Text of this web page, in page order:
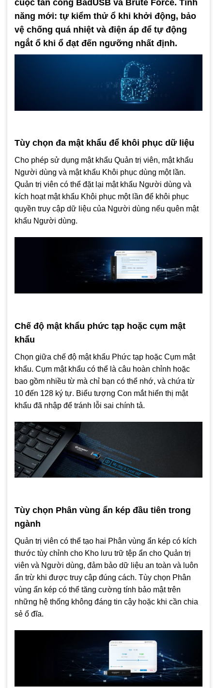
cuộc tấn công BadUSB và Brute Force. Tính
năng mới: tự kiểm thử ổ khi khởi động, bảo
vệ chống quá nhiệt và điện áp để tự động
ngắt ổ khi ổ đạt đến ngưỡng nhất định.
Tùy chọn đa mật khẩu để khôi phục dữ liệu
Cho phép sử dụng mật khẩu Quản trị viên, mật khẩu
Người dùng và mật khẩu Khôi phục dùng một lần.
Quản trị viên có thể đặt lại mật khẩu Người dùng và
kích hoạt mật khẩu Khôi phục một lần để khôi phục
quyền truy cập dữ liệu của Người dùng nếu quên mật
khẩu Người dùng.
Chế độ mật khẩu phức tạp hoặc cụm mật
khẩu
Chọn giữa chế độ mật khẩu Phức tạp hoặc Cụm mật
khẩu. Cụm mật khẩu có thể là câu hoàn chỉnh hoặc
bao gồm nhiều từ mà chỉ bạn có thể nhớ, và chứa từ
10 đến 128 ký tự. Biểu tượng Con mắt hiển thị mật
khẩu đã nhập để tránh lỗi sai chính tả.
Tùy chọn Phân vùng ẩn kép đầu tiên trong
ngành
Quản trị viên có thể tạo hai Phân vùng ẩn kép có kích
thước tùy chỉnh cho Kho lưu trữ tệp ẩn cho Quản trị
viên và Người dùng, đảm bảo dữ liệu an toàn và luôn
ẩn trừ khi được truy cập đúng cách. Tùy chọn Phân
vùng ẩn kép có thể tăng cường tính bảo mật trên
những hệ thống không đáng tin cậy hoặc khi cần chia
sẻ ổ đĩa.